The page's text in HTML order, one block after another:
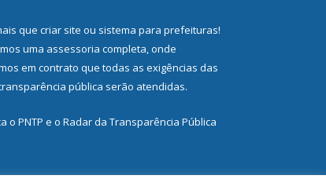
que criar site ou sistema para prefeituras!
uma assessoria completa, onde
em contrato que todas as exigências das
pública serão atendidas.
o PNTP e o Radar da Transparência Pública